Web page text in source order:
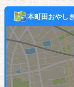
本町田おやし